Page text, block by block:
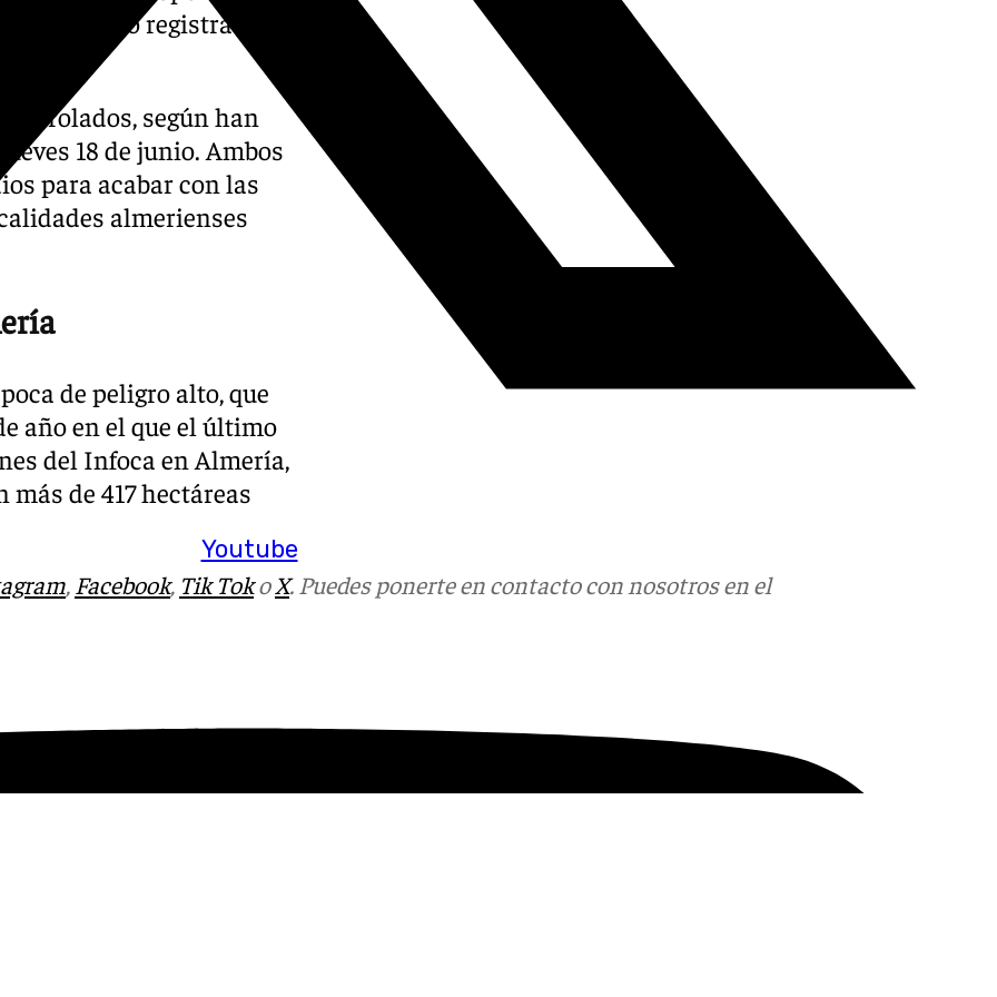
Youtube
fuego registrado en la
según han
18 de junio. Ambos
para acabar con las
almerienses
de peligro alto, que
año en el que el último
del Infoca en Almería,
de 417 hectáreas
, Facebook, Tik TokoX. Puedes ponerte en contacto con nosotros en el